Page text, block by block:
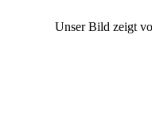
Unser Bild zeigt